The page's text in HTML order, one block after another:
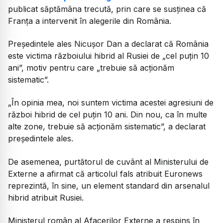
publicat săptămâna trecută, prin care se susținea că
Franța a intervenit în alegerile din România.
Președintele ales Nicușor Dan a declarat că România
este victima războiului hibrid al Rusiei de „cel puțin 10
ani”, motiv pentru care „trebuie să acționăm
sistematic”.
„În opinia mea, noi suntem victima acestei agresiuni de
război hibrid de cel puțin 10 ani. Din nou, ca în multe
alte zone, trebuie să acționăm sistematic”, a declarat
președintele ales.
De asemenea, purtătorul de cuvânt al Ministerului de
Externe a afirmat că articolul fals atribuit Euronews
reprezintă, în sine, un element standard din arsenalul
hibrid atribuit Rusiei.
Ministerul român al Afacerilor Externe a respins în